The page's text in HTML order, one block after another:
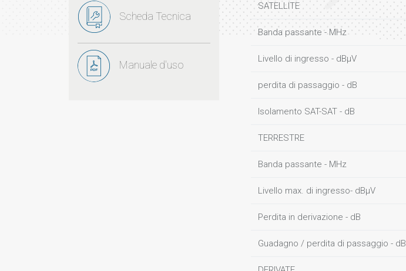
Scheda Tecnica
Manuale d'uso
SATELLITE
Banda passante - MHz
Livello di ingresso - dBµV
perdita di passaggio - dB
Isolamento SAT-SAT - dB
TERRESTRE
Banda passante - MHz
Livello max. di ingresso- dBµV
Perdita in derivazione - dB
Guadagno / perdita di passaggio - dB